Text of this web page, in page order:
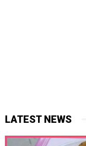
LATEST NEWS